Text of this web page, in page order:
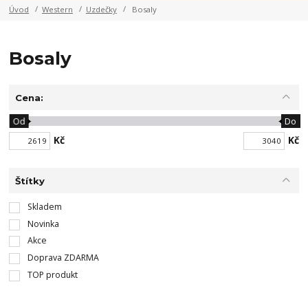
Úvod Western Uzdečky Bosaly
Bosaly
Cena:
Kč
Od Do
Kč
Štítky
Skladem
Novinka
Akce
Doprava ZDARMA
TOP produkt